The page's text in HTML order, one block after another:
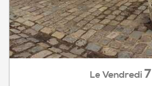
Le Vendredi 7